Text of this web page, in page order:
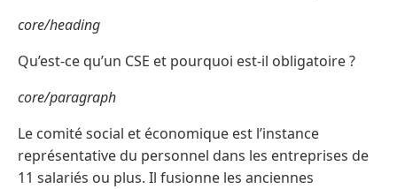
core/heading
Qu’est-ce qu’un CSE et pourquoi est-il obligatoire ?
core/paragraph
Le comité social et économique est l’instance
représentative du personnel dans les entreprises de
11 salariés ou plus. Il fusionne les anciennes